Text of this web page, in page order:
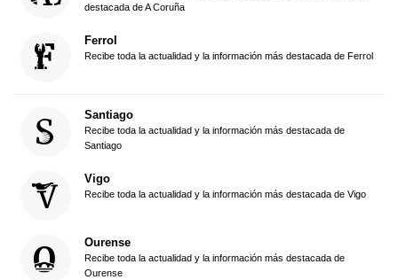
destacada de A Coruña
Ferrol
Recibe toda la actualidad y la información más destacada de Ferrol
Santiago
Recibe toda la actualidad y la información más destacada de
Santiago
Vigo
Recibe toda la actualidad y la información más destacada de Vigo
Ourense
Recibe toda la actualidad y la información más destacada de
Ourense